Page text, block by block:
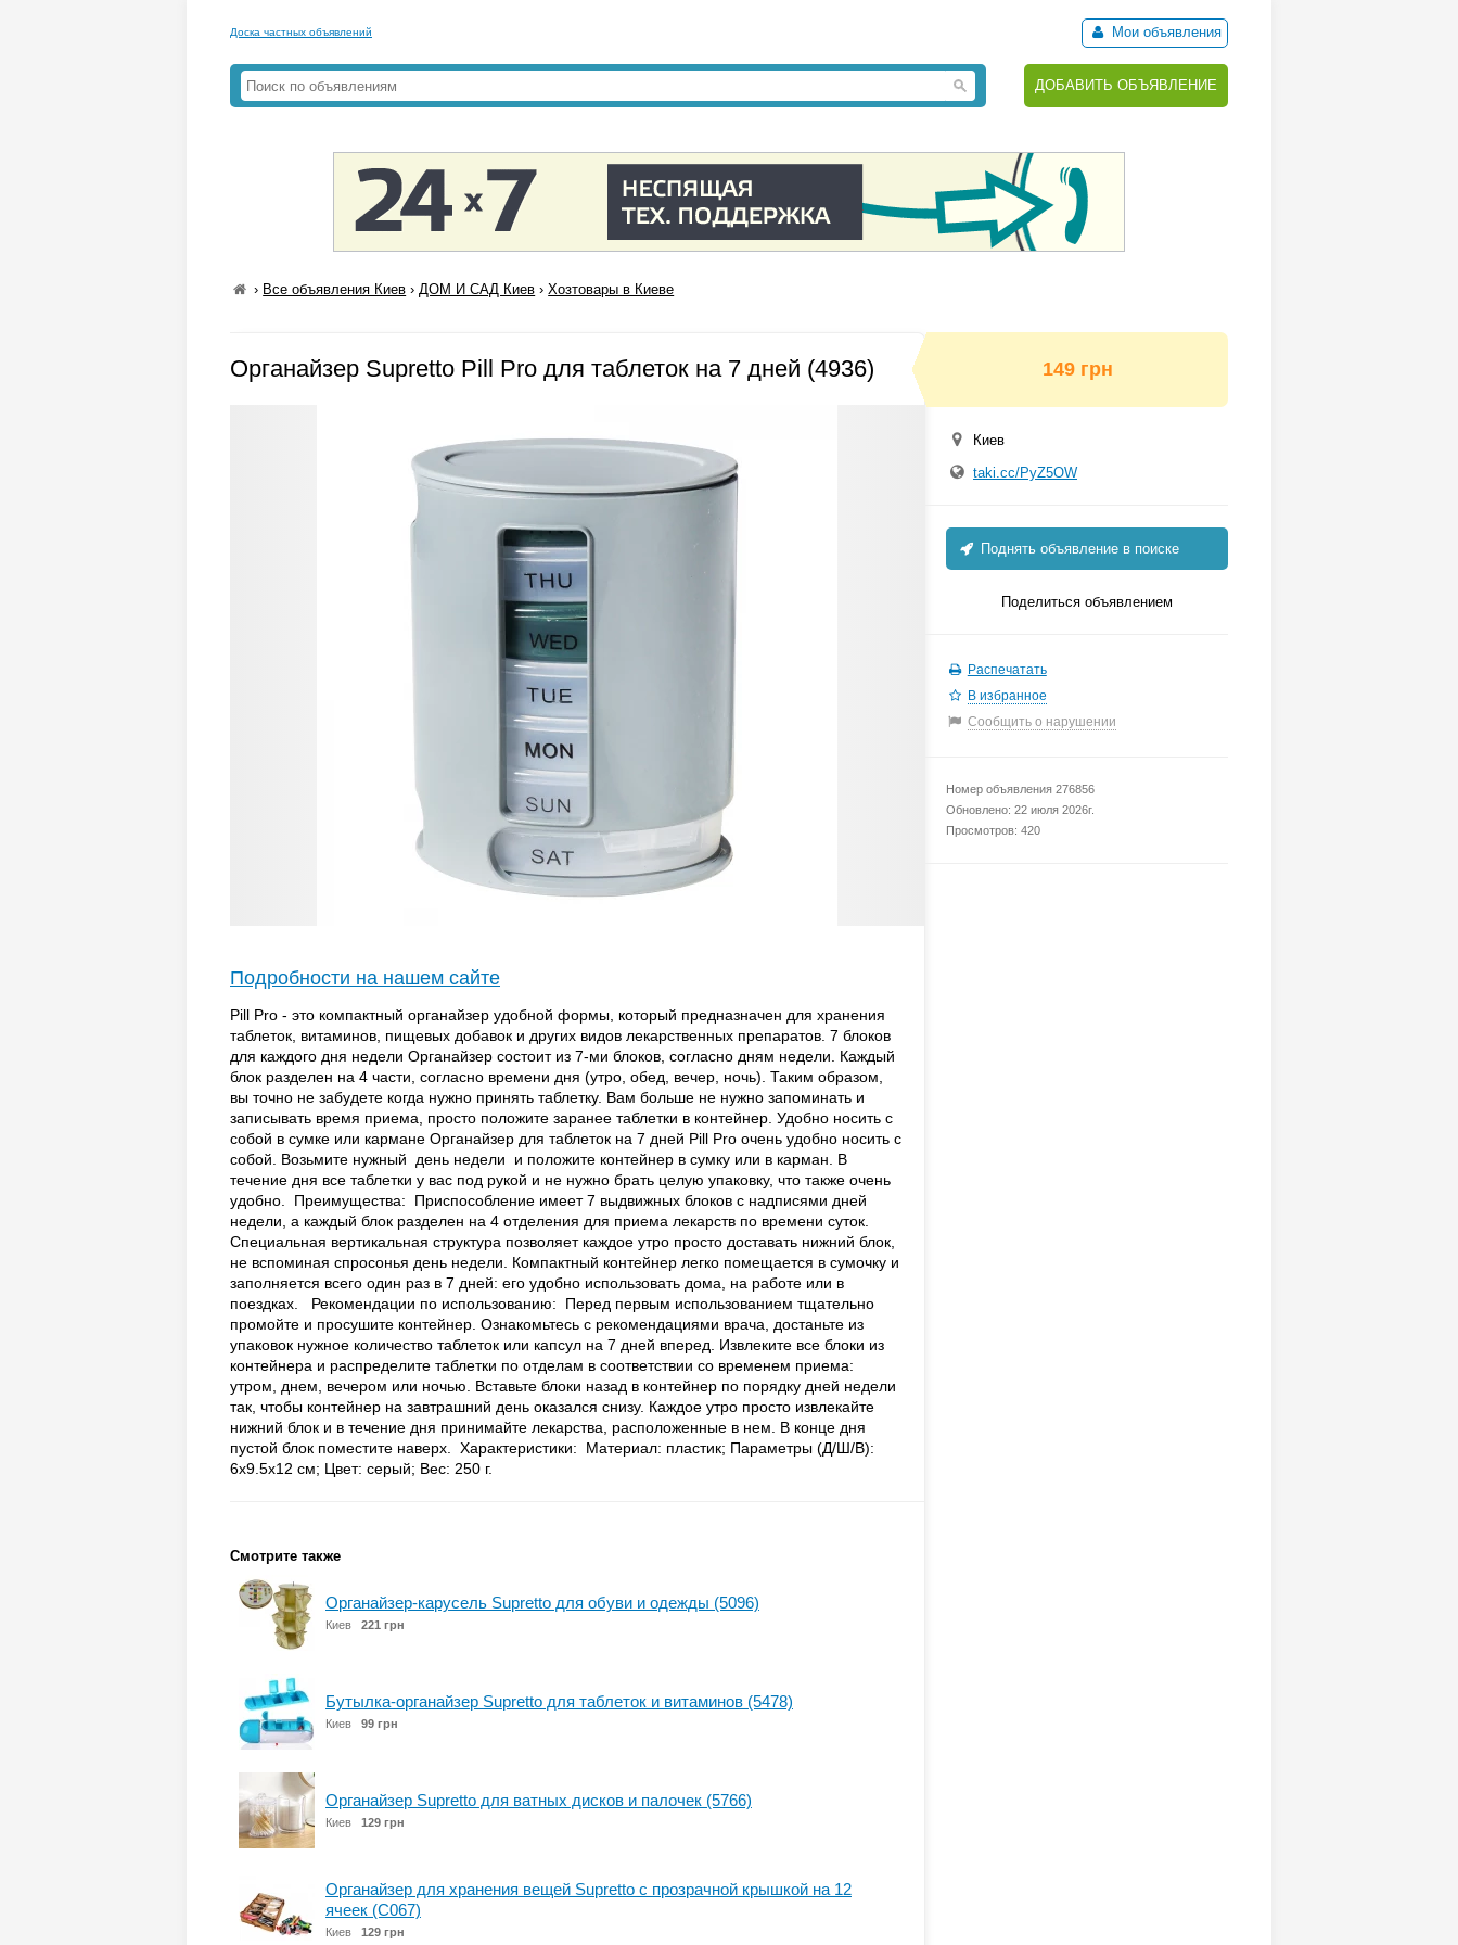
Доска частных объявлений Мои объявления
ДОБАВИТЬ ОБЪЯВЛЕНИЕ
› Все объявления Киев ›ДОМ И САД Киев ›Хозтовары в Киеве
Органайзер Supretto Pill Pro для таблеток на 7 дней (4936)
Подробности на нашем сайте
Pill Pro - это компактный органайзер удобной формы, который предназначен для хранения
таблеток, витаминов, пищевых добавок и других видов лекарственных препаратов. 7 блоков
для каждого дня недели Органайзер состоит из 7-ми блоков, согласно дням недели. Каждый
блок разделен на 4 части, согласно времени дня (утро, обед, вечер, ночь). Таким образом,
вы точно не забудете когда нужно принять таблетку. Вам больше не нужно запоминать и
записывать время приема, просто положите заранее таблетки в контейнер. Удобно носить с
собой в сумке или кармане Органайзер для таблеток на 7 дней Pill Pro очень удобно носить с
собой. Возьмите нужный день недели и положите контейнер в сумку или в карман. В
течение дня все таблетки у вас под рукой и не нужно брать целую упаковку, что также очень
удобно. Преимущества: Приспособление имеет 7 выдвижных блоков с надписями дней
недели, а каждый блок разделен на 4 отделения для приема лекарств по времени суток.
Специальная вертикальная структура позволяет каждое утро просто доставать нижний блок,
не вспоминая спросонья день недели. Компактный контейнер легко помещается в сумочку и
заполняется всего один раз в 7 дней: его удобно использовать дома, на работе или в
поездках. Рекомендации по использованию: Перед первым использованием тщательно
промойте и просушите контейнер. Ознакомьтесь с рекомендациями врача, достаньте из
упаковок нужное количество таблеток или капсул на 7 дней вперед. Извлеките все блоки из
контейнера и распределите таблетки по отделам в соответствии со временем приема:
утром, днем, вечером или ночью. Вставьте блоки назад в контейнер по порядку дней недели
так, чтобы контейнер на завтрашний день оказался снизу. Каждое утро просто извлекайте
нижний блок и в течение дня принимайте лекарства, расположенные в нем. В конце дня
пустой блок поместите наверх. Характеристики: Материал: пластик; Параметры (Д/Ш/В):
6х9.5х12 см; Цвет: серый; Вес: 250 г.
Смотрите также
Органайзер-карусель Supretto для обуви и одежды (5096)
Киев 221 грн
Бутылка-органайзер Supretto для таблеток и витаминов (5478)
Киев 99 грн
Органайзер Supretto для ватных дисков и палочек (5766)
Киев 129 грн
Органайзер для хранения вещей Supretto с прозрачной крышкой на 12
ячеек (C067)
Киев 129 грн
149 грн
Киев
taki.cc/PyZ5OW
Поднять объявление в поиске
Поделиться объявлением
Распечатать
В избранное
Сообщить о нарушении
Номер объявления 276856
Обновлено: 22 июля 2026г.
Просмотров: 420